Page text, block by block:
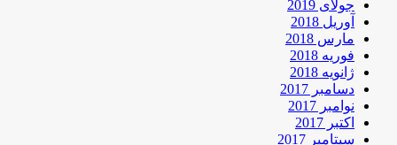
جولای 2019
آوریل 2018
مارس 2018
فوریه 2018
ژانویه 2018
دسامبر 2017
نوامبر 2017
اکتبر 2017
سپتامبر 2017